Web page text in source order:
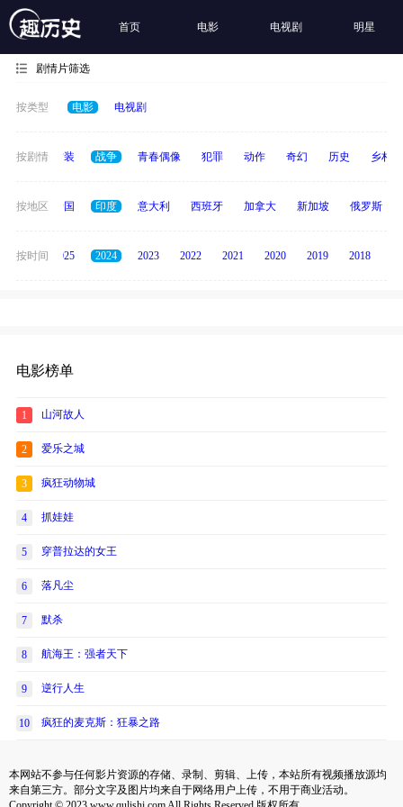
首页 电影 电视剧 明星
剧情片筛选
按类型 电影 电视剧
按剧情
惊悚 古装 战争 青春偶像 犯罪 动作 奇幻 历史 乡村
按地区
德国 泰国 印度 意大利 西班牙 加拿大 新加坡 俄罗斯
按时间
2026 2025 2024 2023 2022 2021 2020 2019 2018
电影榜单
1 山河故人
2 爱乐之城
3 疯狂动物城
4 抓娃娃
5 穿普拉达的女王
6 落凡尘
7 默杀
8 航海王：强者天下
9 逆行人生
10 疯狂的麦克斯：狂暴之路
本网站不参与任何影片资源的存储、录制、剪辑、上传，本站所有视频播放源均
来自第三方。部分文字及图片均来自于网络用户上传，不用于商业活动。